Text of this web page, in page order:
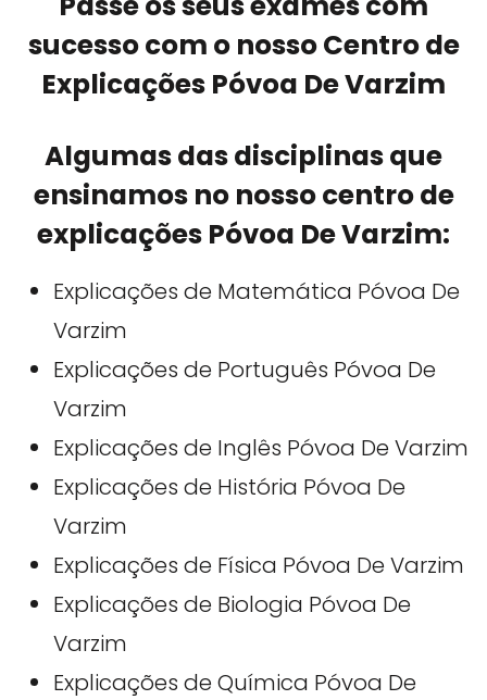
sucesso com o nosso Centro de
Explicações Póvoa De Varzim
Algumas das disciplinas que
ensinamos no nosso centro de
explicações Póvoa De Varzim:
Explicações de Matemática Póvoa De
Varzim
Explicações de Português Póvoa De
Varzim
Explicações de Inglês Póvoa De Varzim
Explicações de História Póvoa De
Varzim
Explicações de Física Póvoa De Varzim
Explicações de Biologia Póvoa De
Varzim
Explicações de Química Póvoa De